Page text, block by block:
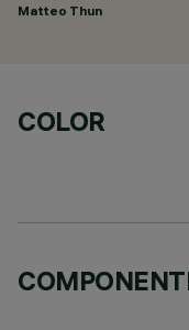
Matteo Thun
COLOR